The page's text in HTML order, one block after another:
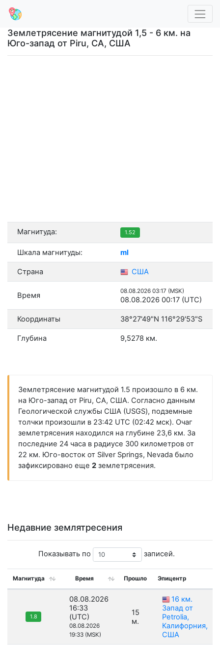
Землетрясение магнитудой 1,5 - 6 км. на
Юго-запад от Piru, CA, США
Магнитуда: 1.52
Шкала магнитуды: ml
Страна США
Время 08.08.2026 03:17 (MSK)
08.08.2026 00:17 (UTC)
Координаты 38°27'49"N 116°29'53"S
Глубина 9,5278 км.
Землетрясение магнитудой 1.5 произошло в 6 км.
на Юго-запад от Piru, CA, США. Согласно данным
Геологической службы США (USGS), подземные
толчки произошли в 23:42 UTC (02:42 мск). Очаг
землетрясения находился на глубине 23,6 км. За
последние 24 часа в радиусе 300 километров от
22 км. Юго-восток от Silver Springs, Nevada было
зафиксировано еще 2землетрясения.
Недавние землятресения
Показывать по записей.
Магнитуда Время Прошло Эпицентр
1.8
08.08.2026
16:33
(UTC)
08.08.2026
19:33 (MSK)
15
м.
16 км.
Запад от
Petrolia,
Калифорния,
США